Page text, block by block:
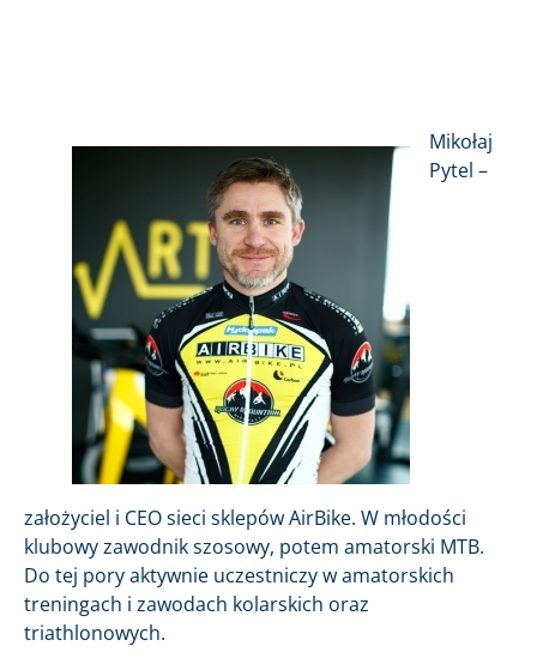
Mikołaj
Pytel –
założyciel i CEO sieci sklepów AirBike. W młodości
klubowy zawodnik szosowy, potem amatorski MTB.
Do tej pory aktywnie uczestniczy w amatorskich
treningach i zawodach kolarskich oraz
triathlonowych.